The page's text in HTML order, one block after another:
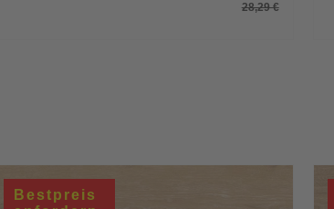
28,29 €
Bestpreis